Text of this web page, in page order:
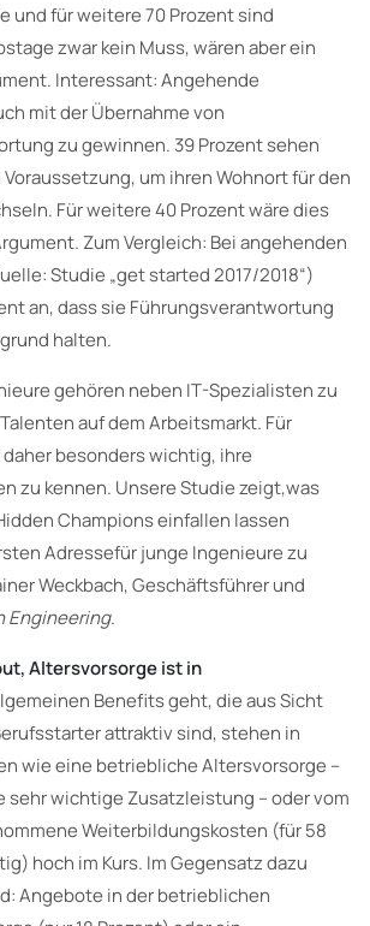
und für weitere 70 Prozent sind
zwar kein Muss, wären aber ein
Interessant: Angehende
mit der Übernahme von
zu gewinnen. 39 Prozent sehen
um ihren Wohnort für den
Für weitere 40 Prozent wäre dies
Zum Vergleich: Bei angehenden
Studie „get started 2017/2018“)
an, dass sie Führungsverantwortung
halten.
gehören neben IT-Spezialisten zu
auf dem Arbeitsmarkt. Für
besonders wichtig, ihre
zu kennen. Unsere Studie zeigt,was
Champions einfallen lassen
Adressefür junge Ingenieure zu
Weckbach, Geschäftsführer und
Engineering.
Altersvorsorge ist in
Benefits geht, die aus Sicht
attraktiv sind, stehen in
wie eine betriebliche Altersvorsorge –
sehr wichtige Zusatzleistung – oder vom
Weiterbildungskosten (für 58
hoch im Kurs. Im Gegensatz dazu
Angebote in der betrieblichen